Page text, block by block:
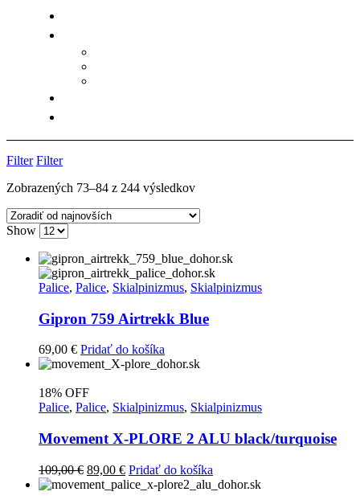
Filter Filter
Zobrazených 73–84 z 244 výsledkovZoradené
najnovších
Show
Palice, Palice, Skialpinizmus, Skialpinizmus
Gipron 759 Airtrekk Blue
69,00 € Pridať do košíka
18% OFF
Palice, Palice, Skialpinizmus, Skialpinizmus
Movement X-PLORE 2 ALU black/turquoise
109,00€ Pôvodná
cena
89,00 €Aktuálna
cena
Pridať do košíka